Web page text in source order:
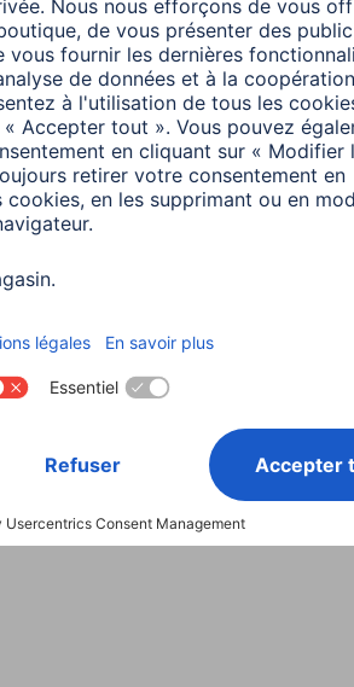
un pays
de garantie